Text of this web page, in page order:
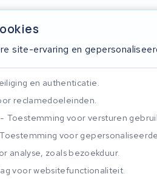
site-ervaring en
en authenticatie.
reclamedoeleinden.
Toestemming voor versturen
Toestemming voor
analyse, zoals bezoekduur.
voor websitefunctionaliteit.